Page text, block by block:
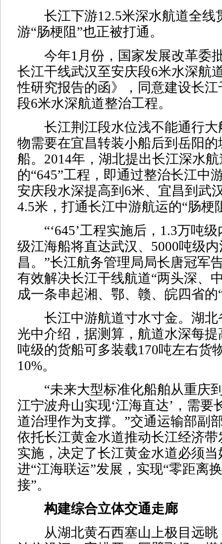
长江下游12.5米深水航道全线
游“肠梗阻”也正被打通。
今年1月份，国家发展改革委
长江干线武汉至安庆段6米水深航
性研究报告的函》，同意建设长
段6米水深航道整治工程。
长江荆江段水位浅不能通行大
物需要在宜昌转装小船后到岳阳
船。2014年，湖北提出长江深水
的“645”工程，即通过整治长江中
安庆段水深提高到6米、宜昌到武
4.5米，打通长江中游航运的“肠梗
“‘645’工程实施后，1.3万吨级
级江海船将直达武汉、5000吨级
昌。”长江航务管理局局长唐冠军
有效解决长江干线航道“两头深、
成一条串起湘、鄂、赣、皖四省的
长江中游航道寸水寸金。湖北
光中介绍，据测算，航道水深每提
吨级的货船可多装载170吨左右货
10%。
“未来大型标准化船舶从重庆
江宁波舟山实现‘江海直达’，需要
道治理作为支撑。”交通运输部副
依托长江黄金水道推动长江经济
实施，决定了长江黄金水道必须
进“江海联运”发展，实现“零距离
接”。
构建综合立体交通走廊
从湖北黄石西塞山上极目远眺